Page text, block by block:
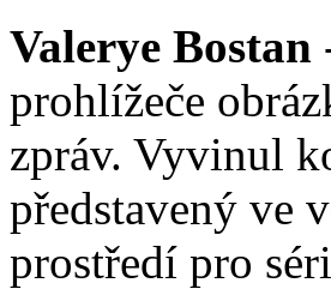
Valerye Bostan
prohlížeče
zpráv. Vyvinul
představený ve
prostředí pro